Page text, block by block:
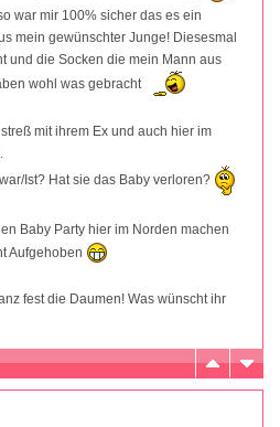
war mir 100% sicher das es ein
mein gewünschter Junge! Diesesmal
und die Socken die mein Mann aus
wohl was gebracht
mit ihrem Ex und auch hier im
Ist? Hat sie das Baby verloren?
Baby Party hier im Norden machen
Aufgehoben
fest die Daumen! Was wünscht ihr